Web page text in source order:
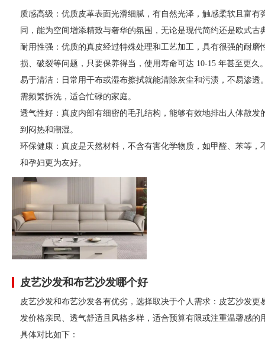
质感高级：优质皮革表面光滑细腻，有自然光泽，触感柔软且富
同，能为空间增添精致与奢华的氛围，无论是现代简约还是欧式
耐用性强：优质的真皮经过特殊处理和工艺加工，具有很强的耐
损、破裂等问题，只要保养得当，使用寿命可达 10-15 年甚至更久
易于清洁：日常用干布或湿布擦拭就能清除灰尘和污渍，不易渗
需频繁拆洗，适合忙碌的家庭。
透气性好：真皮内部有细密的毛孔结构，能够有效地排出人体散
到闷热和潮湿。
环保健康：真皮是天然材料，不含有害化学物质，如甲醛、苯等
和孕妇更为友好。
皮艺沙发和布艺沙发哪个好
皮艺沙发和布艺沙发各有优劣，选择取决于个人需求：‌皮艺沙发
发价格亲民、透气舒适且风格多样，适合预算有限或注重温馨感的
具体对比如下：